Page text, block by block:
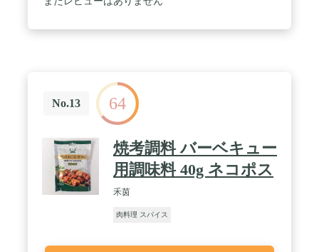
No.13 64
焼考調料 バーベキュー
用調味料 40g ネコポス
禾茵
肉料理 スパイス